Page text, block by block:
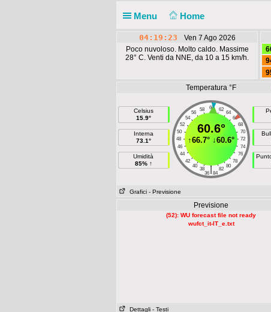
Menu Home
04:19:24
Ven 7 Ago 2026
Poco nuvoloso. Molto caldo. Massime
28° C. Venti da NNE, da 10 a 15 km/h.
Temperatura °F
Celsius
15.9°
Interna
73.1°
Umidità
85% ↑
60
58 62
56
64
54
66
52
68
50
70
48
72
46
74
44
76
42
78
40
80
38 82
|
36 84
60.6°
↑66.7° ↓60.6°
Grafici - Previsione
Previsione
(52): WU forecast file not ready
wufct_it-IT_e.txt
Dettagli - Testi